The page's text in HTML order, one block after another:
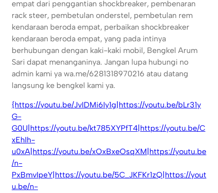
empat dari penggantian shockbreaker, pembenaran
rack steer, pembetulan onderstel, pembetulan rem
kendaraan beroda empat, perbaikan shockbreaker
kendaraan beroda empat, yang pada intinya
berhubungan dengan kaki-kaki mobil, Bengkel Arum
Sari dapat menanganinya. Jangan lupa hubungi no
admin kami ya wa.me/6281318970216 atau datang
langsung ke bengkel kami ya.
{https://youtu.be/JvIDMi6Iy1g|https://youtu.be/bLr31y
G-
G0U|https://youtu.be/kt785XYPfT4|https://youtu.be/C
xEhIh-
u0xA|https://youtu.be/xOxBxeOsqXM|https://youtu.be
/n-
PxBmvIpeY|https://youtu.be/5C_JKFKr1zQ|https://yout
u.be/n-